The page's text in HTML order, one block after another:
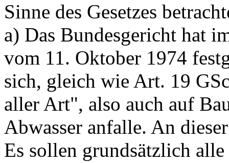
Sinne des Gesetzes
a) Das Bundesgericht hat
vom 11. Oktober 1974
sich, gleich wie Art. 19
aller Art", also auch auf
Abwasser anfalle. An
Es sollen grundsätzlich